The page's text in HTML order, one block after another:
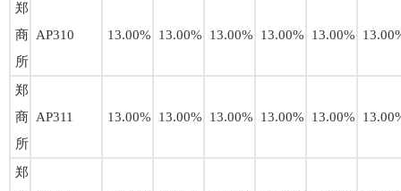
郑
商
所
AP310 13.00% 13.00% 13.00% 13.00% 13.00%
郑
商
所
AP311 13.00% 13.00% 13.00% 13.00% 13.00%
郑